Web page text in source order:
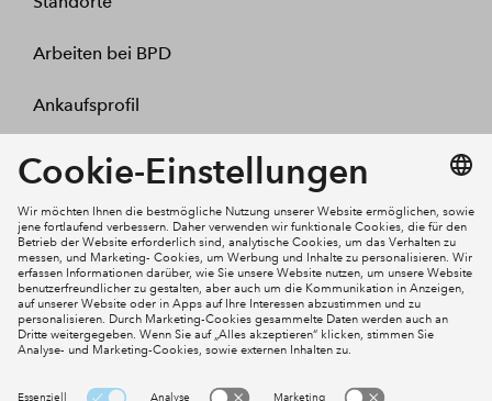
Arbeiten bei BPD
Ankaufsprofil
Kontakt
Mein Konto
Social Media